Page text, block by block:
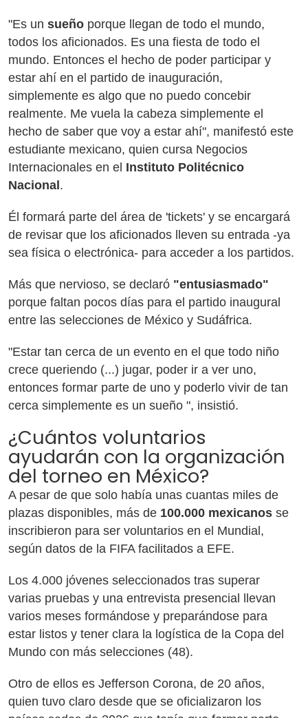
"Es un sueño porque llegan de todo el mundo,
todos los aficionados. Es una fiesta de todo el
mundo. Entonces el hecho de poder participar y
estar ahí en el partido de inauguración,
simplemente es algo que no puedo concebir
realmente. Me vuela la cabeza simplemente el
hecho de saber que voy a estar ahí", manifestó este
estudiante mexicano, quien cursa Negocios
Internacionales en el Instituto Politécnico
Nacional .
Él formará parte del área de 'tickets' y se encargará
de revisar que los aficionados lleven su entrada -ya
sea física o electrónica- para acceder a los partidos.
Más que nervioso, se declaró "entusiasmado"
porque faltan pocos días para el partido inaugural
entre las selecciones de México y Sudáfrica.
"Estar tan cerca de un evento en el que todo niño
crece queriendo (...) jugar, poder ir a ver uno,
entonces formar parte de uno y poderlo vivir de tan
cerca simplemente es un sueño ", insistió.
¿Cuántos voluntarios
ayudarán con la organización
del torneo en México?
A pesar de que solo había unas cuantas miles de
plazas disponibles, más de 100.000 mexicanos se
inscribieron para ser voluntarios en el Mundial,
según datos de la FIFA facilitados a EFE.
Los 4.000 jóvenes seleccionados tras superar
varias pruebas y una entrevista presencial llevan
varios meses formándose y preparándose para
estar listos y tener clara la logística de la Copa del
Mundo con más selecciones (48).
Otro de ellos es Jefferson Corona, de 20 años,
quien tuvo claro desde que se oficializaron los